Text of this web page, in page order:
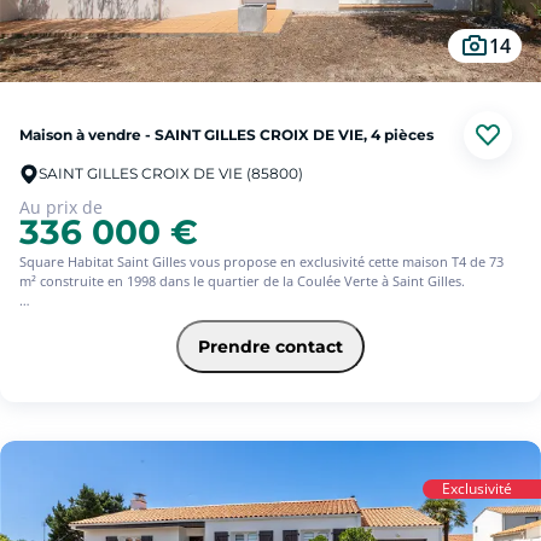
doubles vitrages oscillo-battants et une chaudière gaz solaire.
Un autre point positif à souligner est que le ravalement avant et arrière a été
réalisé il y a moins de 2 ans.
Voici une maison idéale à 5 mn de la plage et du coeur de St Gilles Croix de Vie
St Gilles Croix de Vie est la ville balnéaire la plus agréable de Vendée, il y fait
bon vivre toute l'année grâce à son port, sa gare, ses 5 marchés par semaine,
ses nombreux commerces et restaurants ainsi que ses plages.
14
Maison à vendre - SAINT GILLES CROIX DE VIE, 4 pièces
SAINT GILLES CROIX DE VIE (85800)
Au prix de
336 000 €
Square Habitat Saint Gilles vous propose en exclusivité cette maison T4 de 73
m² construite en 1998 dans le quartier de la Coulée Verte à Saint Gilles.
Idéalement située à 100 mètres de la magnifique Coulée Verte et à proximité du
quartier des Epinettes, l'un des secteurs les plus convoités de Saint Gilles Croix
On continue avec une deuxième chambre lumineuse de 11 m².
La maison comprend également un grand garage de 27 m² avec mansarde
Prendre contact
Exclusivité